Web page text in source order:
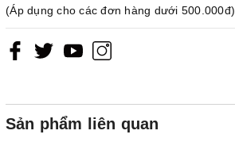
(Áp dụng cho các đơn hàng dưới 500.000đ)
Sản phẩm liên quan